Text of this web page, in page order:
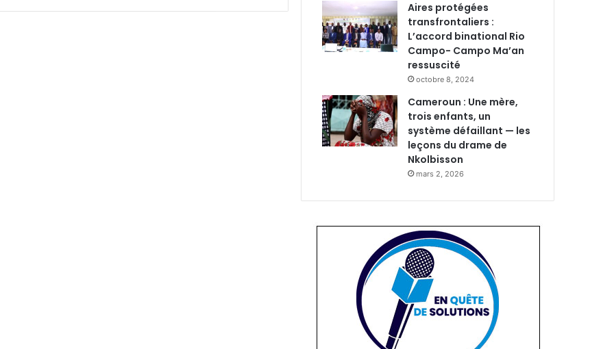
Aires protégées
transfrontaliers :
L’accord binational Rio
Campo- Campo Ma’an
ressuscité
octobre 8, 2024
Cameroun : Une mère,
trois enfants, un
système défaillant — les
leçons du drame de
Nkolbisson
mars 2, 2026